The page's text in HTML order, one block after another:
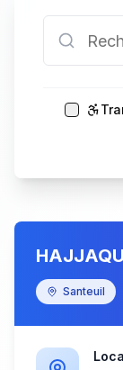
Santeuil